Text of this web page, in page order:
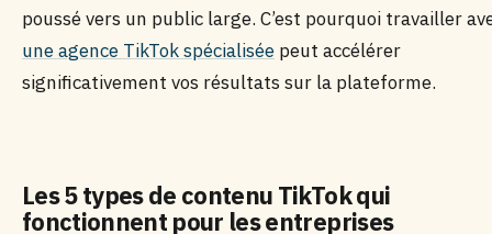
poussé vers un public large. C’est pourquoi travailler
une agence TikTok spécialisée peut accélérer
significativement vos résultats sur la plateforme.
Les 5 types de contenu TikTok qui
fonctionnent pour les entreprises